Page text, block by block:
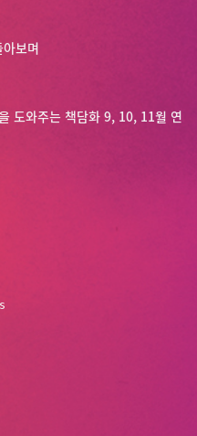
보며
도와주는 책담화 9, 10, 11월 연